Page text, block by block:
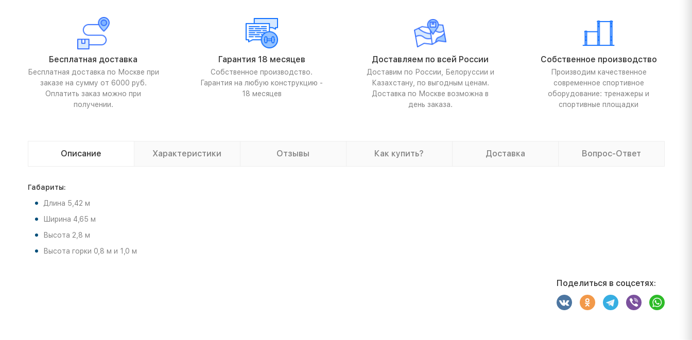
Бесплатная доставка
Бесплатная доставка по Москве при
заказе на сумму от 6000 руб.
Оплатить заказ можно при
получении.
Гарантия 18 месяцев
Собственное производство.
Гарантия на любую конструкцию -
18 месяцев
Доставляем по всей России
Доставим по России, Белоруссии и
Казахстану, по выгодным ценам.
Доставка по Москве возможна в
день заказа.
Собственное производство
Производим качественное
современное спортивное
оборудование: тренажеры и
спортивные площадки
Описание Характеристики Отзывы Как купить? Доставка Вопрос-Ответ
Габариты:
Длина 5,42 м
Ширина 4,65 м
Высота 2,8 м
Высота горки 0,8 м и 1,0 м
Поделиться в соцсетях: